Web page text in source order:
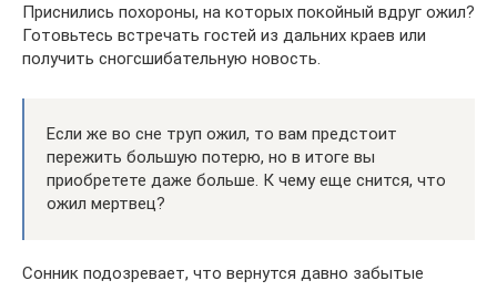
Приснились похороны, на которых покойный вдруг ожил?
Готовьтесь встречать гостей из дальних краев или
получить сногсшибательную новость.
Если же во сне труп ожил, то вам предстоит
пережить большую потерю, но в итоге вы
приобретете даже больше. К чему еще снится, что
ожил мертвец?
Сонник подозревает, что вернутся давно забытые